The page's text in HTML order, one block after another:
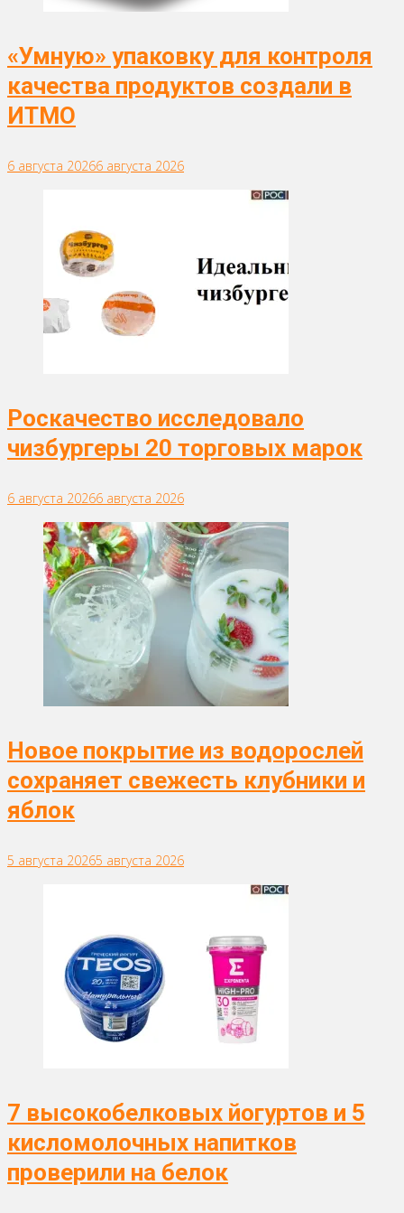
«Умную» упаковку для контроля
качества продуктов создали в
ИТМО
6 августа 20266 августа 2026
Роскачество исследовало
чизбургеры 20 торговых марок
6 августа 20266 августа 2026
Новое покрытие из водорослей
сохраняет свежесть клубники и
яблок
5 августа 20265 августа 2026
7 высокобелковых йогуртов и 5
кисломолочных напитков
проверили на белок